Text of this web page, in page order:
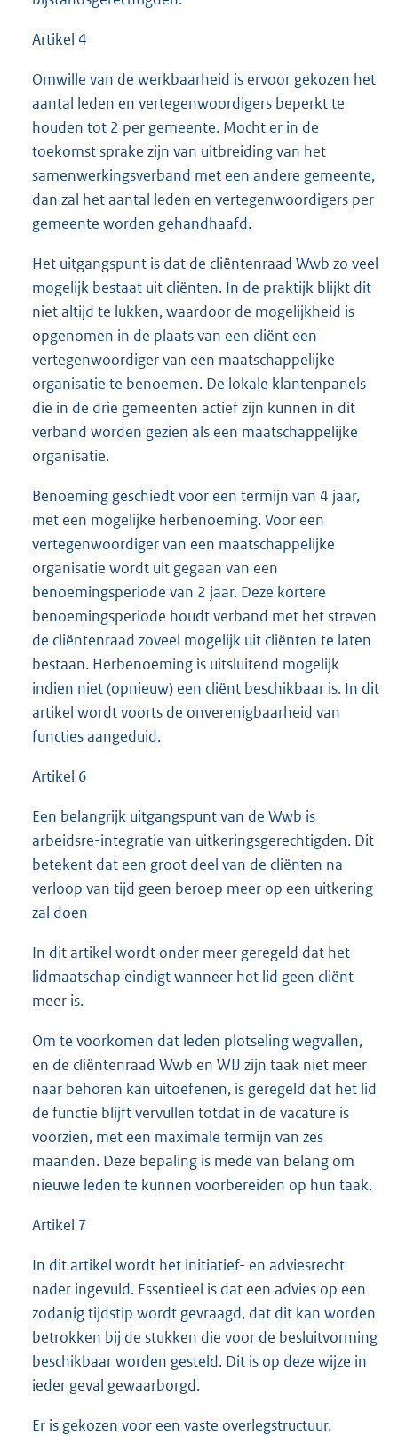
Artikel 4
Omwille van de werkbaarheid is ervoor gekozen het
aantal leden en vertegenwoordigers beperkt te
houden tot 2 per gemeente. Mocht er in de
toekomst sprake zijn van uitbreiding van het
samenwerkingsverband met een andere gemeente,
dan zal het aantal leden en vertegenwoordigers per
gemeente worden gehandhaafd.
Het uitgangspunt is dat de cliëntenraad Wwb zo veel
mogelijk bestaat uit cliënten. In de praktijk blijkt dit
niet altijd te lukken, waardoor de mogelijkheid is
opgenomen in de plaats van een cliënt een
vertegenwoordiger van een maatschappelijke
organisatie te benoemen. De lokale klantenpanels
die in de drie gemeenten actief zijn kunnen in dit
verband worden gezien als een maatschappelijke
organisatie.
Benoeming geschiedt voor een termijn van 4 jaar,
met een mogelijke herbenoeming. Voor een
vertegenwoordiger van een maatschappelijke
organisatie wordt uit gegaan van een
benoemingsperiode van 2 jaar. Deze kortere
benoemingsperiode houdt verband met het streven
de cliëntenraad zoveel mogelijk uit cliënten te laten
bestaan. Herbenoeming is uitsluitend mogelijk
indien niet (opnieuw) een cliënt beschikbaar is. In dit
artikel wordt voorts de onverenigbaarheid van
functies aangeduid.
Artikel 6
Een belangrijk uitgangspunt van de Wwb is
arbeidsre-integratie van uitkeringsgerechtigden. Dit
betekent dat een groot deel van de cliënten na
verloop van tijd geen beroep meer op een uitkering
zal doen
In dit artikel wordt onder meer geregeld dat het
lidmaatschap eindigt wanneer het lid geen cliënt
meer is.
Om te voorkomen dat leden plotseling wegvallen,
en de cliëntenraad Wwb en WIJ zijn taak niet meer
naar behoren kan uitoefenen, is geregeld dat het lid
de functie blijft vervullen totdat in de vacature is
voorzien, met een maximale termijn van zes
maanden. Deze bepaling is mede van belang om
nieuwe leden te kunnen voorbereiden op hun taak.
Artikel 7
In dit artikel wordt het initiatief- en adviesrecht
nader ingevuld. Essentieel is dat een advies op een
zodanig tijdstip wordt gevraagd, dat dit kan worden
betrokken bij de stukken die voor de besluitvorming
beschikbaar worden gesteld. Dit is op deze wijze in
ieder geval gewaarborgd.
Er is gekozen voor een vaste overlegstructuur.